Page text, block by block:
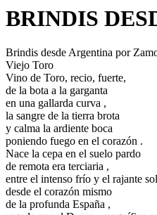
BRINDIS
Brindis desde Argentina por
Viejo Toro
Vino de Toro, recio, fuerte,
de la bota a la garganta
en una gallarda curva ,
la sangre de la tierra brota
y calma la ardiente boca
poniendo fuego en el corazón .
Nace la cepa en el suelo pardo
de remota era terciaria ,
entre el intenso frío y el rajante
desde el corazón mismo
de la profunda España ,